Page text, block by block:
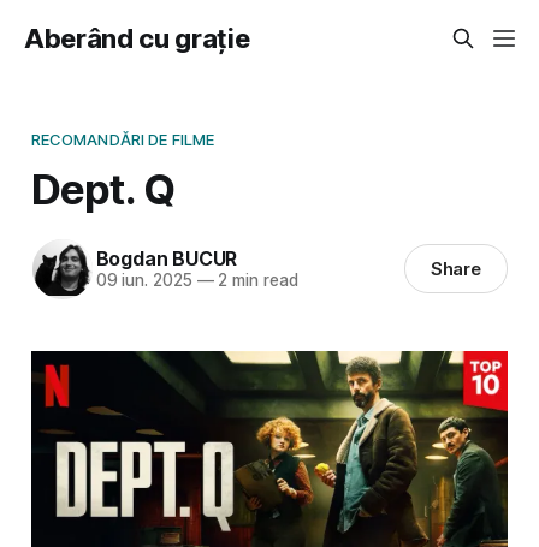
Aberând cu grație
RECOMANDĂRI DE FILME
Dept. Q
Bogdan BUCUR
09 iun. 2025 —2 min read Share